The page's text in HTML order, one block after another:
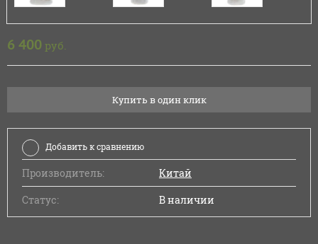
6 400 руб.
Купить в один клик
Добавить к сравнению
Производитель:
Китай
Статус:
В наличии